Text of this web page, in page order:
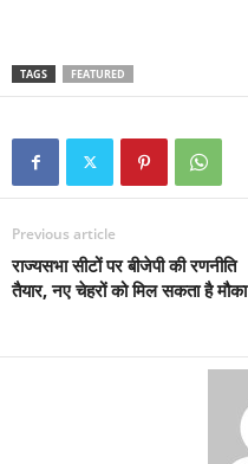
TAGS FEATURED
Previous article
राज्यसभा सीटों पर बीजेपी की रणनीति
तैयार, नए चेहरों को मिल सकता है मौका